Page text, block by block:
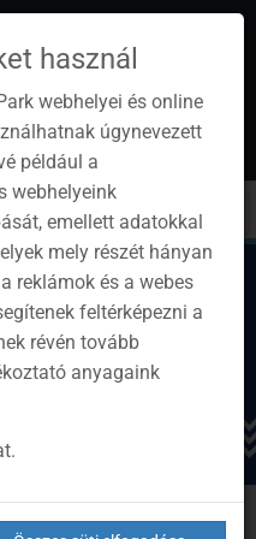
Hírlevél
hu
Toggle
cart
Toggle
navigation
Bejelentkezés
használ
webhelyei és online
úgynevezett
például a
webhelyeink
emellett adatokkal
mely részét hányan
reklámok és a webes
feltérképezni a
révén tovább
anyagaink